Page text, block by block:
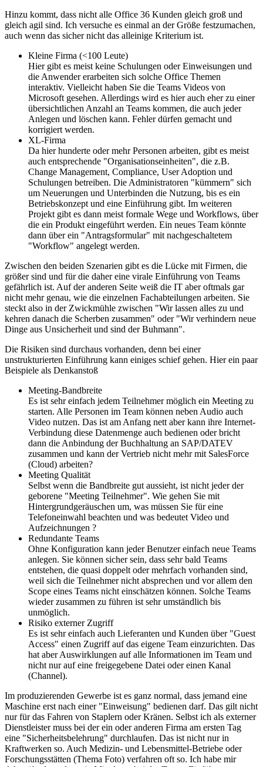
Hinzu kommt, dass nicht alle Office 36 Kunden gleich groß und
gleich agil sind. Ich versuche es einmal an der Größe festzumachen,
auch wenn das sicher nicht das alleinige Kriterium ist.
Kleine Firma (<100 Leute)
Hier gibt es meist keine Schulungen oder Einweisungen und
die Anwender erarbeiten sich solche Office Themen
interaktiv. Vielleicht haben Sie die Teams Videos von
Microsoft gesehen. Allerdings wird es hier auch eher zu einer
übersichtlichen Anzahl an Teams kommen, die auch jeder
Anlegen und löschen kann. Fehler dürfen gemacht und
korrigiert werden.
XL-Firma
Da hier hunderte oder mehr Personen arbeiten, gibt es meist
auch entsprechende "Organisationseinheiten", die z.B.
Change Management, Compliance, User Adoption und
Schulungen betreiben. Die Administratoren "kümmern" sich
um Neuerungen und Unterbinden die Nutzung, bis es ein
Betriebskonzept und eine Einführung gibt. Im weiteren
Projekt gibt es dann meist formale Wege und Workflows, über
die ein Produkt eingeführt werden. Ein neues Team könnte
dann über ein "Antragsformular" mit nachgeschaltetem
"Workflow" angelegt werden.
Zwischen den beiden Szenarien gibt es die Lücke mit Firmen, die
größer sind und für die daher eine virale Einführung von Teams
gefährlich ist. Auf der anderen Seite weiß die IT aber oftmals gar
nicht mehr genau, wie die einzelnen Fachabteilungen arbeiten. Sie
steckt also in der Zwickmühle zwischen "Wir lassen alles zu und
kehren danach die Scherben zusammen" oder "Wir verhindern neue
Dinge aus Unsicherheit und sind der Buhmann".
Die Risiken sind durchaus vorhanden, denn bei einer
unstrukturierten Einführung kann einiges schief gehen. Hier ein paar
Beispiele als Denkanstoß
Meeting-Bandbreite
Es ist sehr einfach jedem Teilnehmer möglich ein Meeting zu
starten. Alle Personen im Team können neben Audio auch
Video nutzen. Das ist am Anfang nett aber kann ihre Internet-
Verbindung diese Datenmenge auch bedienen oder bricht
dann die Anbindung der Buchhaltung an SAP/DATEV
zusammen und kann der Vertrieb nicht mehr mit SalesForce
(Cloud) arbeiten?
Meeting Qualität
Selbst wenn die Bandbreite gut aussieht, ist nicht jeder der
geborene "Meeting Teilnehmer". Wie gehen Sie mit
Hintergrundgeräuschen um, was müssen Sie für eine
Telefoneinwahl beachten und was bedeutet Video und
Aufzeichnungen ?
Redundante Teams
Ohne Konfiguration kann jeder Benutzer einfach neue Teams
anlegen. Sie können sicher sein, dass sehr bald Teams
entstehen, die quasi doppelt oder mehrfach vorhanden sind,
weil sich die Teilnehmer nicht absprechen und vor allem den
Scope eines Teams nicht einschätzen können. Solche Teams
wieder zusammen zu führen ist sehr umständlich bis
unmöglich.
Risiko externer Zugriff
Es ist sehr einfach auch Lieferanten und Kunden über "Guest
Access" einen Zugriff auf das eigene Team einzurichten. Das
hat aber Auswirklungen auf alle Informationen im Team und
nicht nur auf eine freigegebene Datei oder einen Kanal
(Channel).
Im produzierenden Gewerbe ist es ganz normal, dass jemand eine
Maschine erst nach einer "Einweisung" bedienen darf. Das gilt nicht
nur für das Fahren von Staplern oder Kränen. Selbst ich als externer
Dienstleister muss bei der ein oder anderen Firma am ersten Tag
eine "Sicherheitsbelehrung" durchlaufen. Das ist nicht nur in
Kraftwerken so. Auch Medizin- und Lebensmittel-Betriebe oder
Forschungsstätten (Thema Foto) verfahren oft so. Ich habe mir